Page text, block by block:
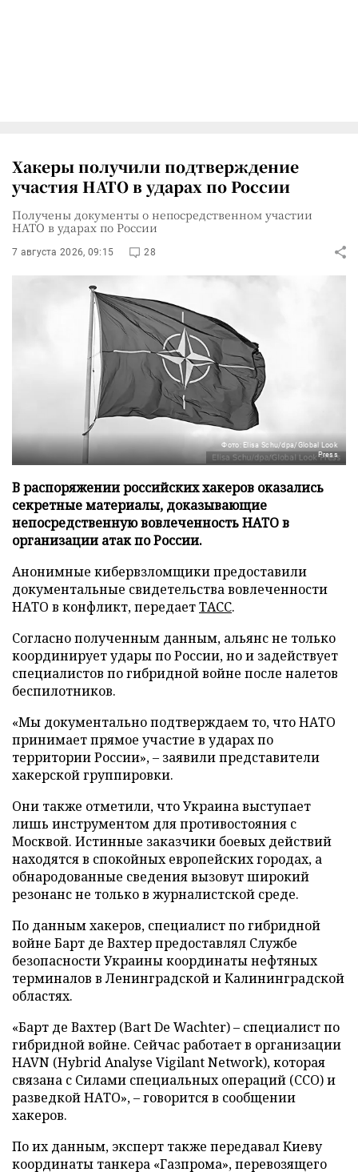
Хакеры получили подтверждение
участия НАТО в ударах по России
Получены документы о непосредственном участии
НАТО в ударах по России
7 августа 2026, 09:15 28
Фото: Elisa Schu/dpa/Global Look
Press
В распоряжении российских хакеров оказались
секретные материалы, доказывающие
непосредственную вовлеченность НАТО в
организации атак по России.
Анонимные кибервзломщики предоставили
документальные свидетельства вовлеченности
НАТО в конфликт, передаетТАСС.
Согласно полученным данным, альянс не только
координирует удары по России, но и задействует
специалистов по гибридной войне после налетов
беспилотников.
«Мы документально подтверждаем то, что НАТО
принимает прямое участие в ударах по
территории России», – заявили представители
хакерской группировки.
Они также отметили, что Украина выступает
лишь инструментом для противостояния с
Москвой. Истинные заказчики боевых действий
находятся в спокойных европейских городах, а
обнародованные сведения вызовут широкий
резонанс не только в журналистской среде.
По данным хакеров, специалист по гибридной
войне Барт де Вахтер предоставлял Службе
безопасности Украины координаты нефтяных
терминалов в Ленинградской и Калининградской
областях.
«Барт де Вахтер (Bart De Wachter) – специалист по
гибридной войне. Сейчас работает в организации
HAVN (Hybrid Analyse Vigilant Network), которая
связана с Силами специальных операций (ССО) и
разведкой НАТО», – говорится в сообщении
хакеров.
По их данным, эксперт также передавал Киеву
координаты танкера «Газпрома», перевозящего